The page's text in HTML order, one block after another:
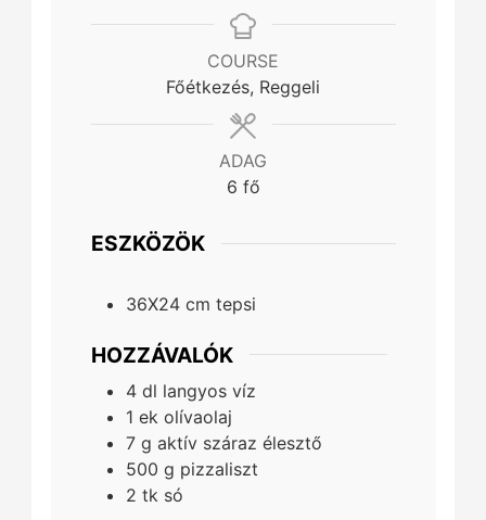
COURSE
Főétkezés, Reggeli
ADAG
6 fő
ESZKÖZÖK
36X24 cm tepsi
HOZZÁVALÓK
4 dl langyos víz
1 ek olívaolaj
7 g aktív száraz élesztő
500 g pizzaliszt
2 tk só